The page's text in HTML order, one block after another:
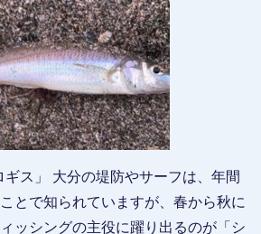
ス」 大分の堤防やサーフは、年間
とで知られていますが、春から秋に
ッシングの主役に躍り出るのが「シ